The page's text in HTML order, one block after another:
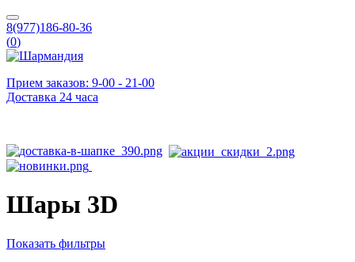
8(977)186-80-36
(0)
Прием заказов: 9-00 - 21-00
Доставка 24 часа
Шары 3D
Показать фильтры